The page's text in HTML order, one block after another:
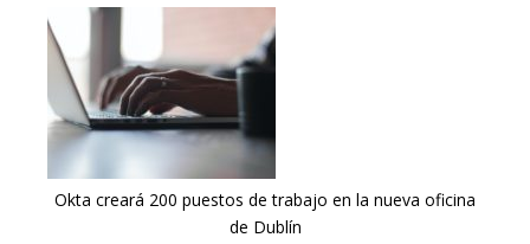
Okta creará 200 puestos de trabajo en la nueva oficina
de Dublín